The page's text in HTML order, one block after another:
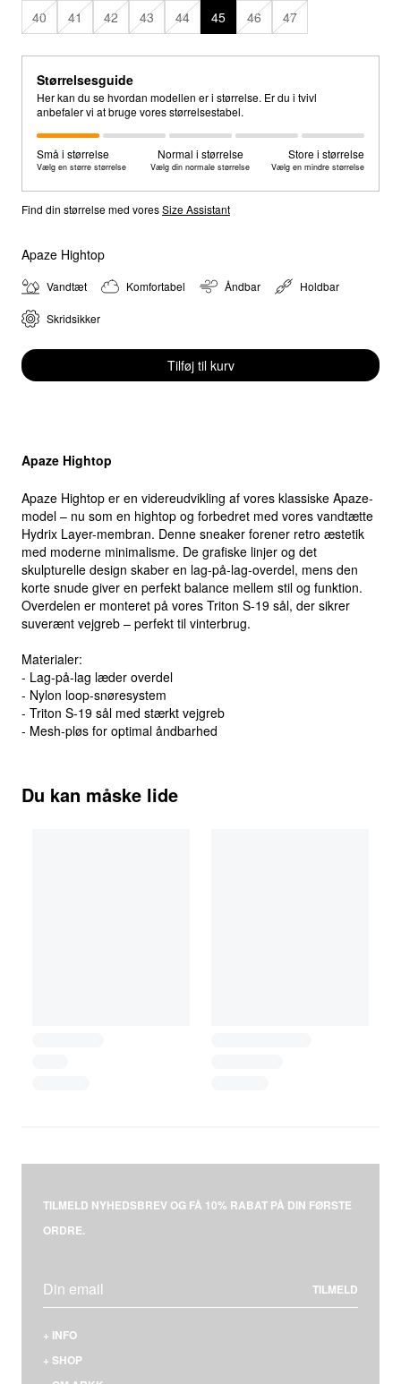
40 41 42 43 44 45 46 47
Størrelsesguide
Her kan du se hvordan modellen er i størrelse. Er du i tvivl
anbefaler vi at bruge vores størrelsestabel.
Små i størrelse
Vælg en større størrelse
Normal i størrelse
Vælg din normale størrelse
Store i størrelse
Vælg en mindre størrelse
Find din størrelse med voresSize Assistant
Apaze Hightop
Vandtæt Komfortabel Åndbar Holdbar
Skridsikker
Tilføj til kurv
Apaze Hightop
Apaze Hightop er en videreudvikling af vores klassiske Apaze-
model – nu som en hightop og forbedret med vores vandtætte
Hydrix Layer-membran. Denne sneaker forener retro æstetik
med moderne minimalisme. De grafiske linjer og det
skulpturelle design skaber en lag-på-lag-overdel, mens den
korte snude giver en perfekt balance mellem stil og funktion.
Overdelen er monteret på vores Triton S-19 sål, der sikrer
suverænt vejgreb – perfekt til vinterbrug.
Materialer:
- Lag-på-lag læder overdel
- Nylon loop-snøresystem
- Triton S-19 sål med stærkt vejgreb
- Mesh-pløs for optimal åndbarhed
Du kan måske lide
TILMELD NYHEDSBREV OG FÅ 10% RABAT PÅ DIN FØRSTE
ORDRE.
TILMELD
+ INFO
KONTAKT
LEVERING & BETALING
+ SHOP